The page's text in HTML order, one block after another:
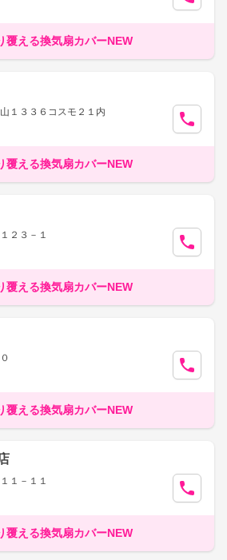
覆える換気扇カバーNEW
１３３６コスモ２１内
覆える換気扇カバーNEW
２３－１
覆える換気扇カバーNEW
覆える換気扇カバーNEW
１－１１
覆える換気扇カバーNEW